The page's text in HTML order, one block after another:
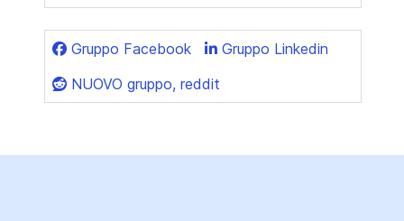
Gruppo Facebook
Gruppo Linkedin
NUOVO gruppo, reddit